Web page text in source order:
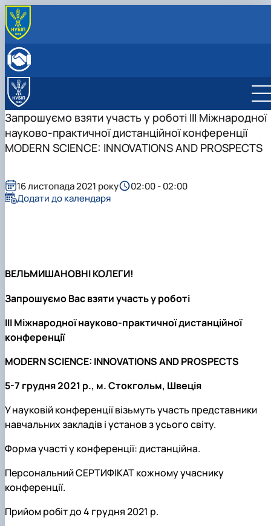
Навчально-наукова лабораторія
програми та ЕНК
Аспіранти кафедри
МІЖНАРОДНА ДІЯЛЬНІСТЬ
СТУДЕНТСЬКИЙ ГУРТОК
МІЖНАРОДНІ НАУКОВО-ПРАКТИЧНІ КОНФЕРЕНЦІЇ
Запрошуємо взяти участь у роботі III Міжнародної
науково-практичної дистанційної конференції
MODERN SCIENCE: INNOVATIONS AND PROSPECTS
ВЕЛЬМИШАНОВНІ КОЛЕГИ!
Запрошуємо Вас взяти участь у роботі
III Міжнародної науково-практичної дистанційної
конференції
MODERN SCIENCE: INNOVATIONS AND PROSPECTS
5-7 грудня 2021 р., м. Стокгольм, Швеція
У науковій конференції візьмуть участь представники
навчальних закладів і установ з усього світу.
Форма участі у конференції: дистанційна.
Персональний СЕРТИФІКАТ кожному учаснику
конференції.
Прийом робіт до 4 грудня 2021 р.
16 листопада 2021 року
02:00 - 02:00
Додати до календаря